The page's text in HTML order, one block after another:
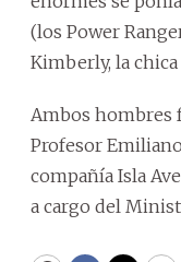
(los Power
Kimberly, la chica
Ambos hombres
Profesor
compañía Isla
a cargo del